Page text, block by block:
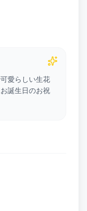
愛らしい生花
誕生日のお祝